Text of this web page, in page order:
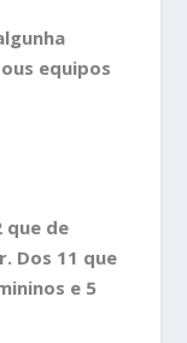
equipos
que de
Dos 11 que
e 5